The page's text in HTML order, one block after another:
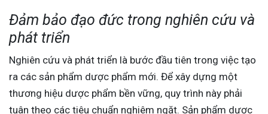
Đảm bảo đạo đức trong nghiên cứu và
phát triển
Nghiên cứu và phát triển là bước đầu tiên trong việc tạo
ra các sản phẩm dược phẩm mới. Để xây dựng một
thương hiệu dược phẩm bền vững, quy trình này phải
tuân theo các tiêu chuẩn nghiêm ngặt. Sản phẩm dược